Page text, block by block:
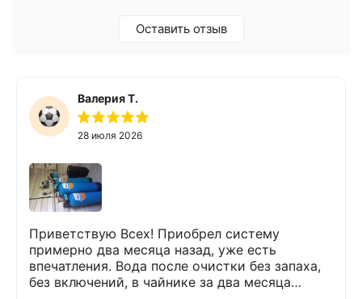
Оставить отзыв
Валерия Т.
28 июля 2026
Приветствую Всех! Приобрел систему
примерно два месяца назад, уже есть
впечатления. Вода после очистки без запаха,
без включений, в чайнике за два месяца